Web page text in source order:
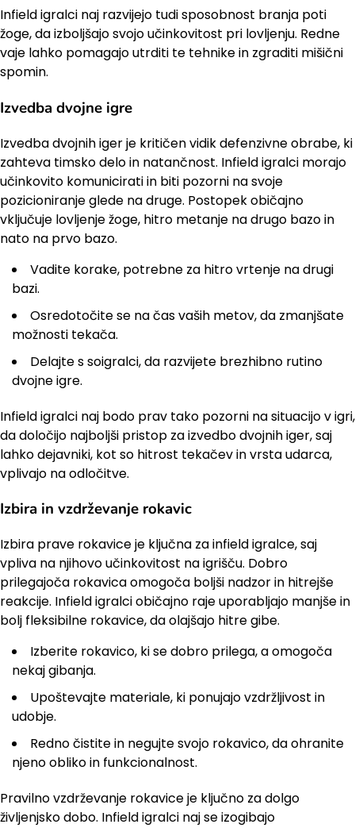
Infield igralci naj razvijejo tudi sposobnost branja poti
žoge, da izboljšajo svojo učinkovitost pri lovljenju. Redne
vaje lahko pomagajo utrditi te tehnike in zgraditi mišični
spomin.
Izvedba dvojne igre
Izvedba dvojnih iger je kritičen vidik defenzivne obrabe, ki
zahteva timsko delo in natančnost. Infield igralci morajo
učinkovito komunicirati in biti pozorni na svoje
pozicioniranje glede na druge. Postopek običajno
vključuje lovljenje žoge, hitro metanje na drugo bazo in
nato na prvo bazo.
Vadite korake, potrebne za hitro vrtenje na drugi
bazi.
Osredotočite se na čas vaših metov, da zmanjšate
možnosti tekača.
Delajte s soigralci, da razvijete brezhibno rutino
dvojne igre.
Infield igralci naj bodo prav tako pozorni na situacijo v igri,
da določijo najboljši pristop za izvedbo dvojnih iger, saj
lahko dejavniki, kot so hitrost tekačev in vrsta udarca,
vplivajo na odločitve.
Izbira in vzdrževanje rokavic
Izbira prave rokavice je ključna za infield igralce, saj
vpliva na njihovo učinkovitost na igrišču. Dobro
prilegajoča rokavica omogoča boljši nadzor in hitrejše
reakcije. Infield igralci običajno raje uporabljajo manjše in
bolj fleksibilne rokavice, da olajšajo hitre gibe.
Izberite rokavico, ki se dobro prilega, a omogoča
nekaj gibanja.
Upoštevajte materiale, ki ponujajo vzdržljivost in
udobje.
Redno čistite in negujte svojo rokavico, da ohranite
njeno obliko in funkcionalnost.
Pravilno vzdrževanje rokavice je ključno za dolgo
življenjsko dobo. Infield igralci naj se izogibajo